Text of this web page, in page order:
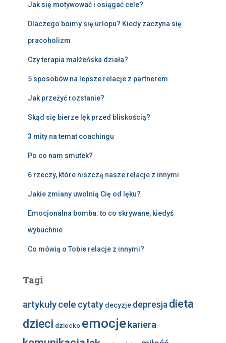
Jak się motywować i osiągać cele?
Dlaczego boimy się urlopu? Kiedy zaczyna się
pracoholizm
Czy terapia małżeńska działa?
5 sposobów na lepsze relacje z partnerem
Jak przeżyć rozstanie?
Skąd się bierze lęk przed bliskością?
3 mity na temat coachingu
Po co nam smutek?
6 rzeczy, które niszczą nasze relacje z innymi
Jakie zmiany uwolnią Cię od lęku?
Emocjonalna bomba: to co skrywane, kiedyś
wybuchnie
Co mówią o Tobie relacje z innymi?
Tagi
artykułycele cytaty decyzje depresja dieta
dzieci dziecko emocje kariera